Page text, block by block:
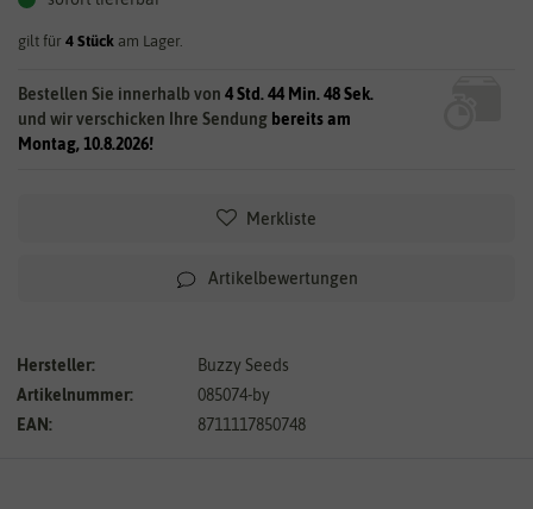
gilt für 4 Stück am Lager.
Bestellen Sie innerhalb von 4 Std. 44 Min. 47 Sek.
und wir verschicken Ihre Sendung bereits am
Montag, 10.8.2026!
Merkliste
Artikelbewertungen
Hersteller:
Buzzy Seeds
Artikelnummer:
085074-by
EAN:
8711117850748